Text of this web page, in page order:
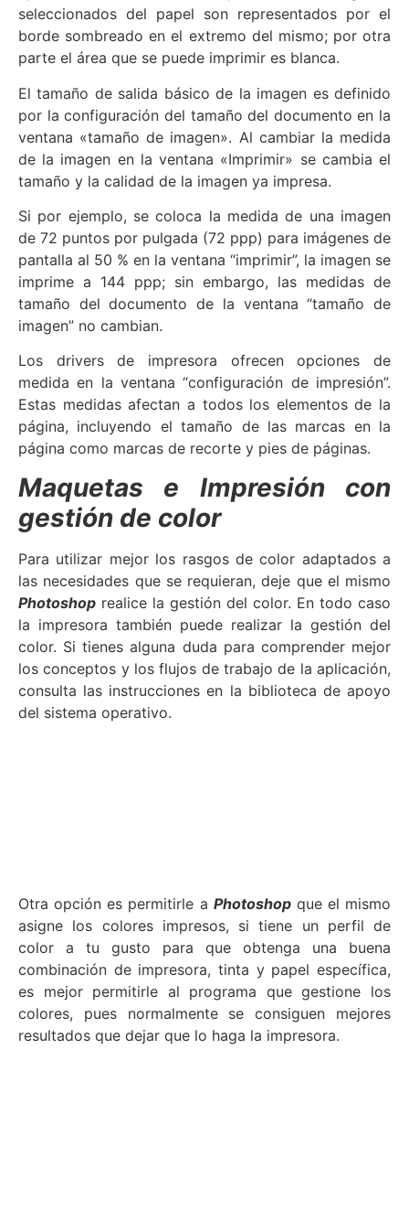
seleccionados del papel son representados por el
borde sombreado en el extremo del mismo; por otra
parte el área que se puede imprimir es blanca.
El tamaño de salida básico de la imagen es definido
por la configuración del tamaño del documento en la
ventana «tamaño de imagen». Al cambiar la medida
de la imagen en la ventana «Imprimir» se cambia el
tamaño y la calidad de la imagen ya impresa.
Si por ejemplo, se coloca la medida de una imagen
de 72 puntos por pulgada (72 ppp) para imágenes de
pantalla al 50 % en la ventana “imprimir”, la imagen se
imprime a 144 ppp; sin embargo, las medidas de
tamaño del documento de la ventana “tamaño de
imagen” no cambian.
Los drivers de impresora ofrecen opciones de
medida en la ventana “configuración de impresión”.
Estas medidas afectan a todos los elementos de la
página, incluyendo el tamaño de las marcas en la
página como marcas de recorte y pies de páginas.
Maquetas e Impresión con
gestión de color
Para utilizar mejor los rasgos de color adaptados a
las necesidades que se requieran, deje que el mismo
Photoshop realice la gestión del color. En todo caso
la impresora también puede realizar la gestión del
color. Si tienes alguna duda para comprender mejor
los conceptos y los flujos de trabajo de la aplicación,
consulta las instrucciones en la biblioteca de apoyo
del sistema operativo.
Otra opción es permitirle a Photoshopque el mismo
asigne los colores impresos, si tiene un perfil de
color a tu gusto para que obtenga una buena
combinación de impresora, tinta y papel específica,
es mejor permitirle al programa que gestione los
colores, pues normalmente se consiguen mejores
resultados que dejar que lo haga la impresora.